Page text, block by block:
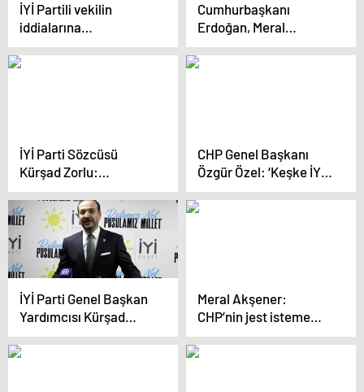
İYİ Partili vekilin
iddialarına
Torbaoğlu’ndan sert
yanıt
Cumhurbaşkanı
Erdoğan, Meral
Akşener’e açtığı tüm
davaları geri çekti
İYİ Parti Sözcüsü
Kürşad Zorlu:
‘Milletimize gidiyoruz
ve en iyi çıkış yapan
partisi olacağız’
CHP Genel Başkanı
Özgür Özel: ‘Keşke İYİ
Parti ile ittifak
kurabilseydik’
İYİ Parti Genel Başkan
Yardımcısı Kürşad
Zorlu, Uşak’ta seçim
çalışmalarına destek
Meral Akşener:
CHP’nin jest isteme
işlerinden bıktım
usandım